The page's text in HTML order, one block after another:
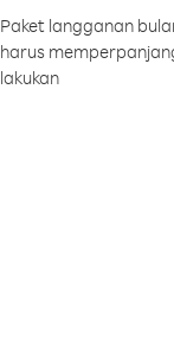
Paket langganan
harus
lakukan